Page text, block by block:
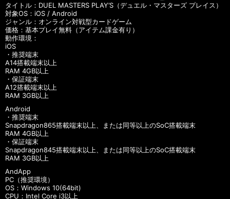
タイトル：DUEL MASTERS PLAY’S（デュエル・マスターズ プレイス）
対象OS：iOS / Android
ジャンル：オンライン対戦型カードゲーム
価格：基本プレイ無料（アイテム課金有り）
動作環境：
iOS
・推奨端末
A14搭載端末以上
RAM 4GB以上
・保証端末
A12搭載端末以上
RAM 3GB以上
Android
・推奨端末
Snapdragon865搭載端末以上、または同等以上のSoC搭載端末
RAM 4GB以上
・保証端末
Snapdragon845搭載端末以上、または同等以上のSoC搭載端末
RAM 3GB以上
AndApp
PC（推奨環境）
OS：Windows 10(64bit)
CPU：Intel Core i3以上